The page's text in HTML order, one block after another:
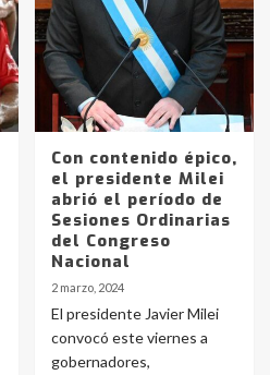
Con contenido épico,
el presidente Milei
abrió el período de
Sesiones Ordinarias
del Congreso
Nacional
2 marzo, 2024
El presidente Javier Milei
convocó este viernes a
gobernadores,